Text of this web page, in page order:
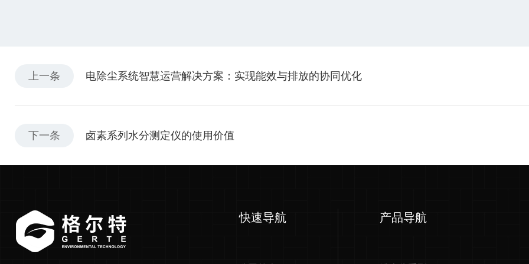
上一条 电除尘系统智慧运营解决方案：实现能效与排放的协同优化
下一条 卤素系列水分测定仪的使用价值
快速导航 产品导航